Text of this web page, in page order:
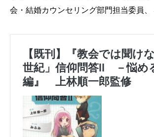
会・結婚カウンセリング部門担当委員、